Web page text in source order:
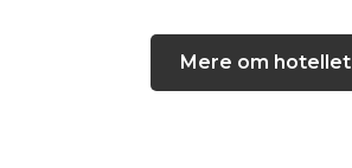
Mere om hotellet